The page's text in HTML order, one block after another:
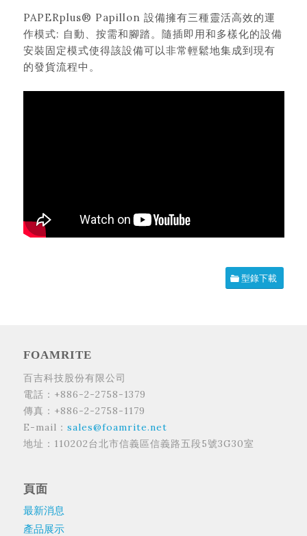
PAPERplus® Papillon 設備擁有三種靈活高效的運
作模式: 自動、按需和腳踏。隨插即用和多樣化的設備
安裝固定模式使得該設備可以非常輕鬆地集成到現有
的發貨流程中。
型錄下載
FOAMRITE
百吉科技股份有限公司
電話：+886-2-2758-1379
傳真：+886-2-2758-1179
E-mail： sales@foamrite.net
地址：110202台北市信義區信義路五段5號3G30室
頁面
最新消息
產品展示